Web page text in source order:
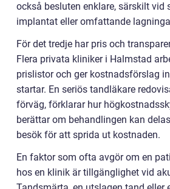
också besluten enklare, särskilt vid
implantat eller omfattande
För det tredje har pris och
Flera privata kliniker i Halmstad
prislistor och ger kostnadsförslag
startar. En seriös tandläkare
förväg, förklarar hur
berättar om behandlingen kan
besök för att sprida ut kostnaden.
En faktor som ofta avgör om en
hos en klinik är tillgänglighet vid